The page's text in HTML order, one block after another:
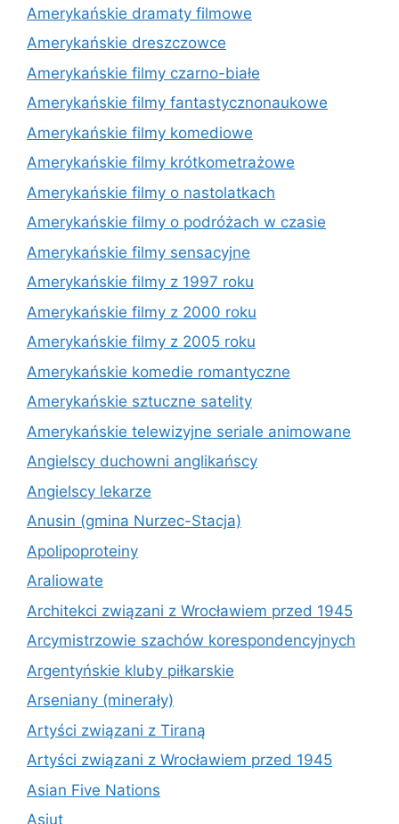
Amerykańskie dramaty filmowe
Amerykańskie dreszczowce
Amerykańskie filmy czarno-białe
Amerykańskie filmy fantastycznonaukowe
Amerykańskie filmy komediowe
Amerykańskie filmy krótkometrażowe
Amerykańskie filmy o nastolatkach
Amerykańskie filmy o podróżach w czasie
Amerykańskie filmy sensacyjne
Amerykańskie filmy z 1997 roku
Amerykańskie filmy z 2000 roku
Amerykańskie filmy z 2005 roku
Amerykańskie komedie romantyczne
Amerykańskie sztuczne satelity
Amerykańskie telewizyjne seriale animowane
Angielscy duchowni anglikańscy
Angielscy lekarze
Anusin (gmina Nurzec-Stacja)
Apolipoproteiny
Araliowate
Architekci związani z Wrocławiem przed 1945
Arcymistrzowie szachów korespondencyjnych
Argentyńskie kluby piłkarskie
Arseniany (minerały)
Artyści związani z Tiraną
Artyści związani z Wrocławiem przed 1945
Asian Five Nations
Asjut